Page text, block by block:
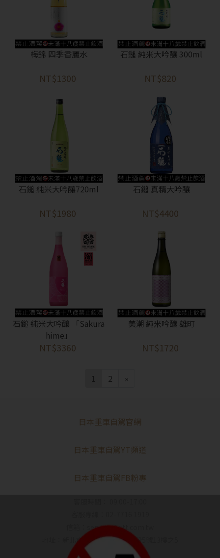
梅錦 四季香麗水
NT$1300
石鎚 純米大吟釀 300ml
NT$820
石鎚 純米大吟釀720ml
NT$1980
石鎚 真精大吟釀
NT$4400
石鎚 純米大吟釀 「Sakura
hime」
NT$3360
美潮 純米吟釀 雄町
NT$1720
1 2 »
日本重車自駕官網
日本重車自駕YT頻道
日本重車自駕FB粉專
信箱：service@iytt.com.tw
地址：新北市新莊區新北大道3段5號13樓之5